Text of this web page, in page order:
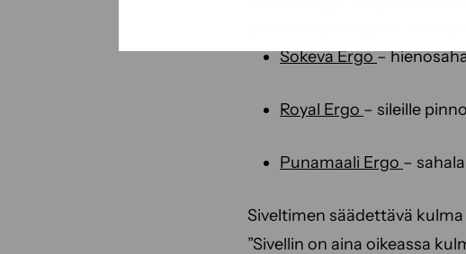
Sokeva Ergo–
Royal Ergo – sileille
Punamaali Ergo –
Siveltimen säädettävä
”Sivellin on aina oikeassa